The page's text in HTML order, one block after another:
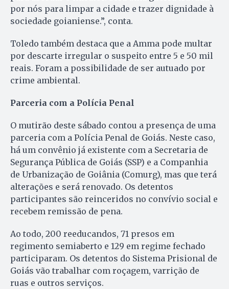
por nós para limpar a cidade e trazer dignidade à
sociedade goianiense.”, conta.
Toledo também destaca que a Amma pode multar
por descarte irregular o suspeito entre 5 e 50 mil
reais. Foram a possibilidade de ser autuado por
crime ambiental.
Parceria com a Polícia Penal
O mutirão deste sábado contou a presença de uma
parceria com a Polícia Penal de Goiás. Neste caso,
há um convênio já existente com a Secretaria de
Segurança Pública de Goiás (SSP) e a Companhia
de Urbanização de Goiânia (Comurg), mas que terá
alterações e será renovado. Os detentos
participantes são reinceridos no convívio social e
recebem remissão de pena.
Ao todo, 200 reeducandos, 71 presos em
regimento semiaberto e 129 em regime fechado
participaram. Os detentos do Sistema Prisional de
Goiás vão trabalhar com roçagem, varrição de
ruas e outros serviços.